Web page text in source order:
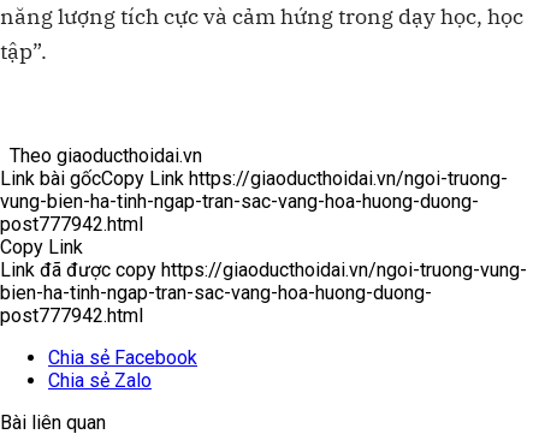
năng lượng tích cực và cảm hứng trong dạy học, học
tập”.
Theo giaoducthoidai.vn
Link bài gốcCopy Link https://giaoducthoidai.vn/ngoi-truong-
vung-bien-ha-tinh-ngap-tran-sac-vang-hoa-huong-duong-
post777942.html
Copy Link
Link đã được copy https://giaoducthoidai.vn/ngoi-truong-vung-
bien-ha-tinh-ngap-tran-sac-vang-hoa-huong-duong-
post777942.html
Chia sẻ Facebook
Chia sẻ Zalo
Bài liên quan